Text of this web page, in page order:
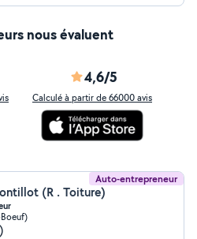
nous évaluent
4,6/5
Calculé à partir de 66000 avis
Auto-entrepreneur
(R . Toiture)